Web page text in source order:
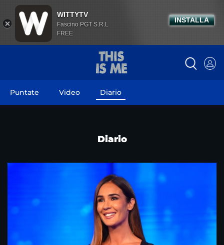
Puntate Video Diario
Diario
WITTYTV
Fascino PGT S.R.L
FREE
INSTALLA